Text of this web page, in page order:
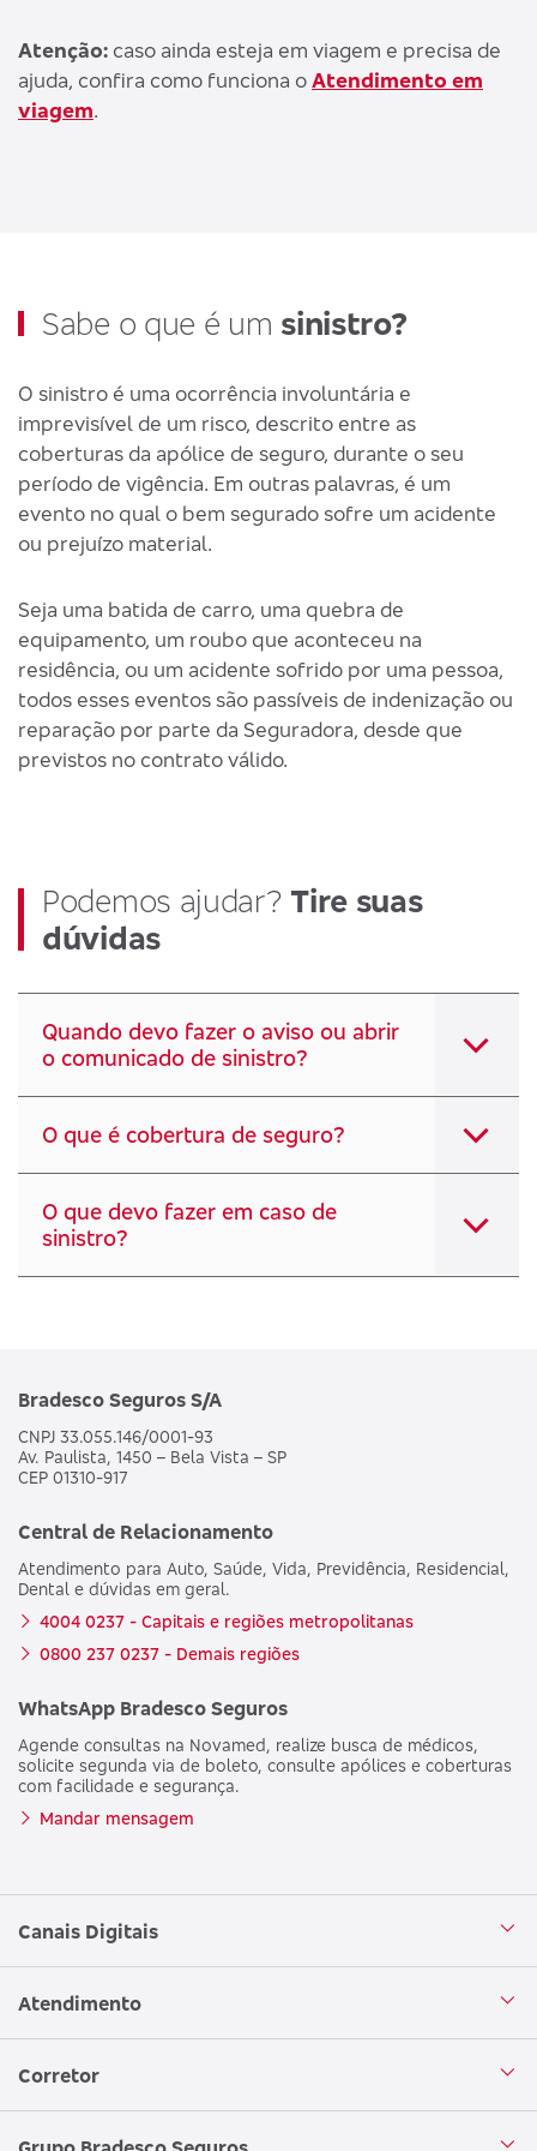
Atenção: caso ainda esteja em viagem e precisa de
ajuda, confira como funciona oAtendimento em
viagem.
Sabe o que é um sinistro?
O sinistro é uma ocorrência involuntária e
imprevisível de um risco, descrito entre as
coberturas da apólice de seguro, durante o seu
período de vigência. Em outras palavras, é um
evento no qual o bem segurado sofre um acidente
ou prejuízo material.
Seja uma batida de carro, uma quebra de
equipamento, um roubo que aconteceu na
residência, ou um acidente sofrido por uma pessoa,
todos esses eventos são passíveis de indenização ou
reparação por parte da Seguradora, desde que
previstos no contrato válido.
Podemos ajudar? Tire suas
dúvidas
Quando devo fazer o aviso ou abrir
o comunicado de sinistro?
O que é cobertura de seguro?
O que devo fazer em caso de
sinistro?
Bradesco Seguros S/A
CNPJ 33.055.146/0001-93
Av. Paulista, 1450 – Bela Vista – SP
CEP 01310-917
Central de Relacionamento
Atendimento para Auto, Saúde, Vida, Previdência, Residencial,
Dental e dúvidas em geral.
4004 0237 - Capitais e regiões metropolitanas
0800 237 0237 - Demais regiões
WhatsApp Bradesco Seguros
Agende consultas na Novamed, realize busca de médicos,
solicite segunda via de boleto, consulte apólices e coberturas
com facilidade e segurança.
Mandar mensagem
Canais Digitais
Aplicativo Bradesco Seguros
WhatsApp
Atendimento
Central de Atendimento
Corretor
Seja um corretor